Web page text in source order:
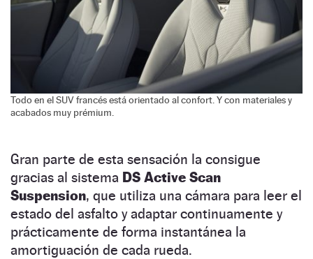
Todo en el SUV francés está orientado al confort. Y con materiales y
acabados muy prémium.
Gran parte de esta sensación la consigue
gracias al sistema DS Active Scan
Suspension, que utiliza una cámara para leer el
estado del asfalto y adaptar continuamente y
prácticamente de forma instantánea la
amortiguación de cada rueda.